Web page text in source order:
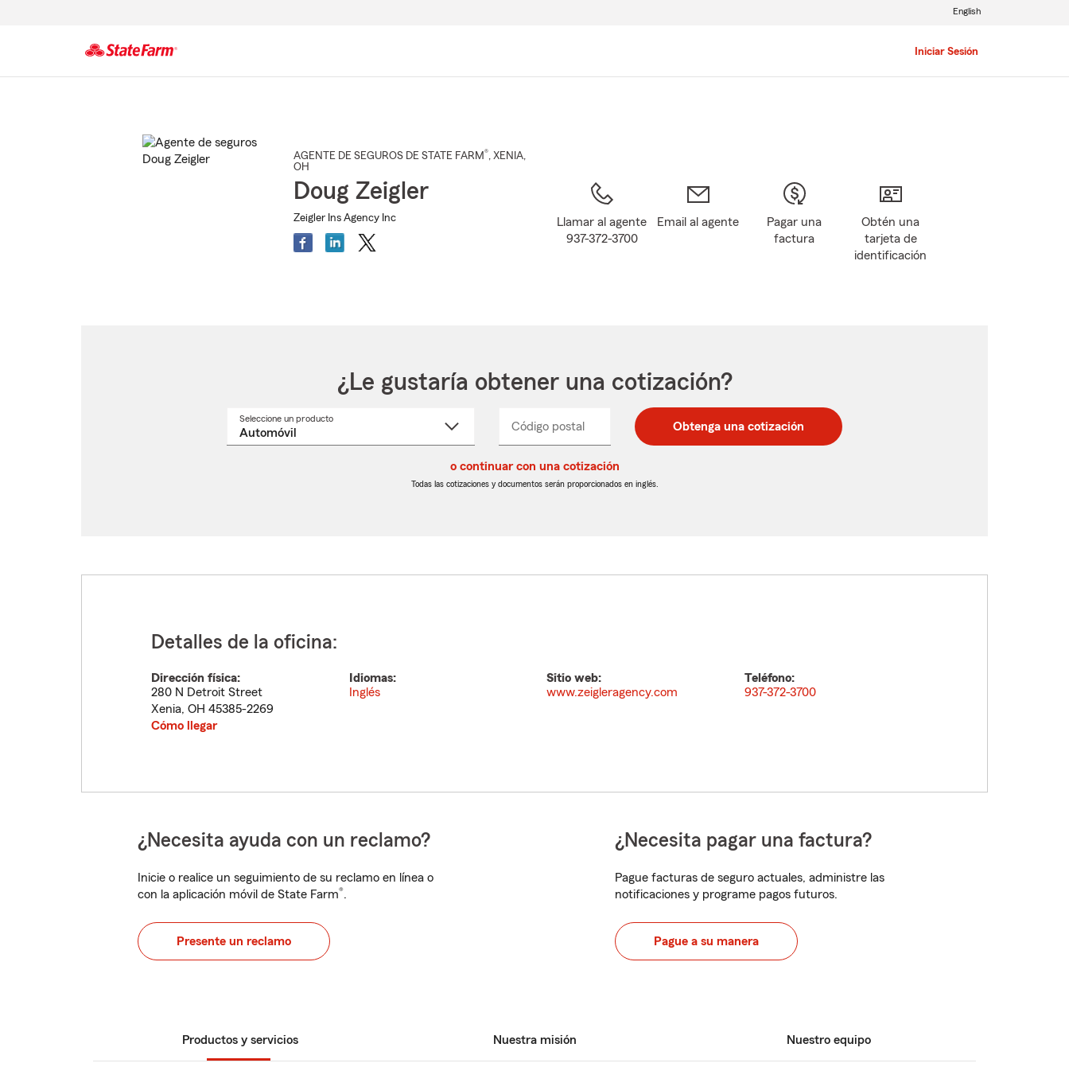
Iniciar Sesión
English
AGENTE DE SEGUROS DE STATE FARM®, XENIA,
OH
Doug Zeigler
Zeigler Ins Agency Inc
Llamar al agente
937-372-3700
Email al agente
Pagar una
factura
Obtén una
tarjeta de
identificación
¿Le gustaría obtener una cotización?
Seleccione un productoSeleccione
Código postal
postal
de
postal
de
_____ Obtenga una cotización
o continuar con una cotización
Todas las cotizaciones y documentos serán proporcionados en inglés.
Detalles de la oficina:
Dirección física:
280 N Detroit Street
Xenia, OH 45385-2269
Cómo llegar
Idiomas:
Inglés
Sitio web:
www.zeigleragency.com
Teléfono:
937-372-3700
¿Necesita ayuda con un reclamo?
Inicie o realice un seguimiento de su reclamo en línea o
con la aplicación móvil de State Farm®.
Presente un reclamo
¿Necesita pagar una factura?
Pague facturas de seguro actuales, administre las
notificaciones y programe pagos futuros.
Pague a su manera
Productos y servicios Nuestra misión Nuestro equipo